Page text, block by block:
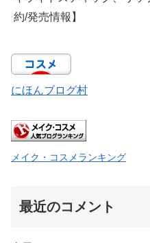
約/発売情報】
にほんブログ村
メイク・コスメランキング
最近のコメント